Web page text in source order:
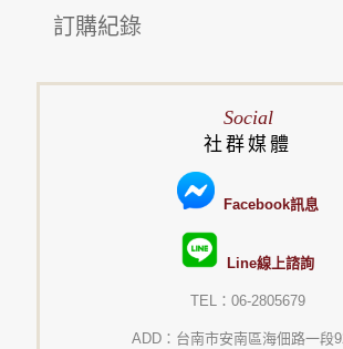
訂購紀錄
Social
社群媒體
Facebook訊息
Line線上諮詢
TEL：06-2805679
ADD：台南市安南區海佃路一段